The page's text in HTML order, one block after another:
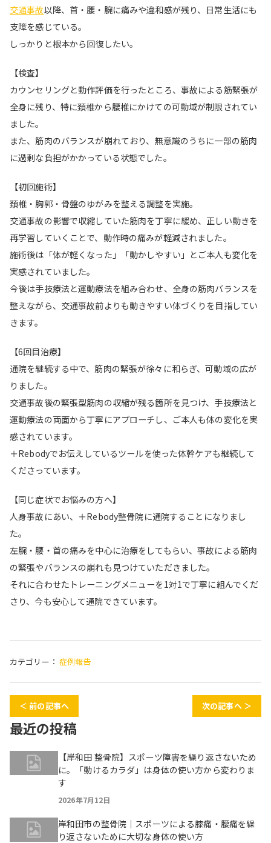
交通事故以降、首・腰・腕に痛みや違和感が残り、日常生活にも
支障を感じている。
しっかりと根本から回復したい。
【検査】
カウンセリングと動作評価を行ったところ、事故による筋緊張が
全身に残り、特に頚椎から腰椎にかけての可動域が制限されてい
ました。
また、筋肉のバランスが崩れており、無意識のうちに一部の筋肉
に過剰な負担がかかっている状態でした。
【初回施術】
頚椎・胸郭・骨盤のゆがみを整える調整を実施。
交通事故の影響で収縮していた筋肉を丁寧に緩め、正しい動きを
再学習していくことで、動作時の痛みが軽減されました。
施術後は「体が軽くなった」「動かしやすい」とご本人も変化を
実感されていました。
今後は手技療法と運動療法を組み合わせ、全身の筋肉バランスを
整えながら、交通事故前よりも動きやすい体づくりを目指してい
きます。
【6回目治療】
通院を継続する中で、筋肉の緊張が徐々に和らぎ、可動域の広が
りました。
交通事故後の緊張型筋肉の収縮が残る箇所を見つけ、手技療法と
運動療法の両面から丁寧にアプローチし、ご本人も体の変化を実
感されています。
＋Rebodyでお伝えしているツールを使った体幹ケアも継続して
くださっています。
【同じ症状でお悩みの方へ】
人身事故にあい、＋Rebody整骨院に通院することになりまし
た。
左腕・腰・首の痛みを中心に治療をしてもらい、事故による筋肉
の緊張やバランスの崩れも見つけていただきました。
それに合わせたトレーニングメニューを1対1で丁寧に組んでくだ
さり、今も安心して通院できています。
カテゴリー： 症例報告
＜ 前の記事へ 次の記事へ ＞
最近の投稿
【岸和田 整骨院】スポーツ障害を繰り返さないため
に。「動けるカラダ」は身体の使い方から変わりま
す
2026年7月12日
岸和田市の整骨院｜スポーツによる膝痛・腰痛を繰
り返さないために大切な身体の使い方